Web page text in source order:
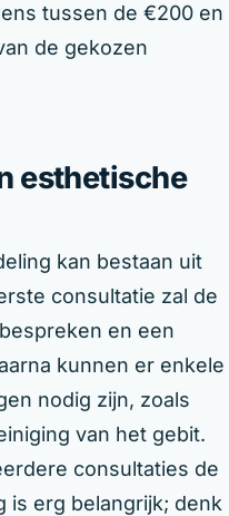
tussen de €200 en
de gekozen
esthetische
kan bestaan uit
consultatie zal de
en een
kunnen er enkele
nodig zijn, zoals
van het gebit.
consultaties de
is erg belangrijk; denk